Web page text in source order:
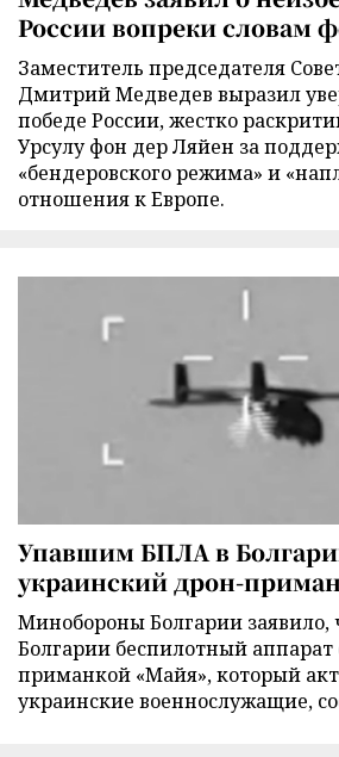
России вопреки словам
Заместитель председателя
Дмитрий Медведев выразил
победе России, жестко
Урсулу фон дер Ляйен за
«бендеровского режима» и
отношения к Европе.
Упавшим БПЛА в
украинский дрон-
Минобороны Болгарии заявило,
Болгарии беспилотный аппарат
приманкой «Майя», который
украинские военнослужащие,